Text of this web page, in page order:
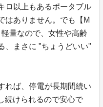
ロ以上もあるポータブル
はありません。でも【M
量なので、女性や高齢
、まさに "ちょうどいい"
れば、停電が長期間続い
続けられるので安心で